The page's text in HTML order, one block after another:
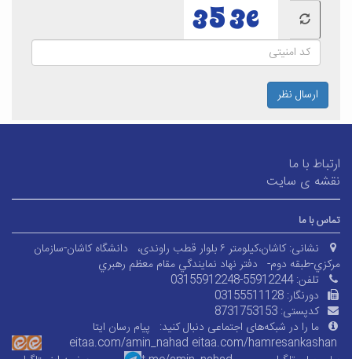
ارسال نظر
ارتباط با ما
نقشه ی سایت
تماس با ما
نشانی: کاشان،کیلومتر ۶ بلوار قطب راوندی،
دانشگاه کاشان-سازمان
مرکزي-طبقه دوم- دفتر نهاد نمايندگي مقام معظم رهبري
تلفن:03155912248-55912244
دورنگار: 03155511128
کدپستی: 8731753153
ما را در شبکه‌های اجتماعی دنبال کنید: پیام رسان ایتا
eitaa.com/amin_nahad eitaa.com/hamresankashan